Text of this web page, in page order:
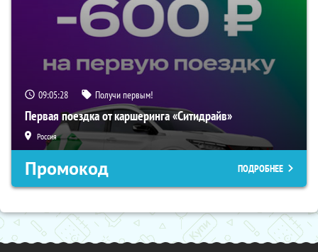
09:05:27 Получи первым!
Первая поездка от каршеринга «Ситидрайв»
Россия
Промокод ПОДРОБНЕЕ